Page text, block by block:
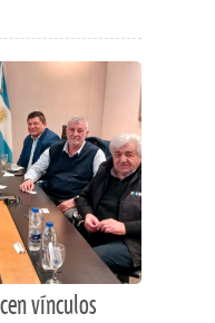
vínculos